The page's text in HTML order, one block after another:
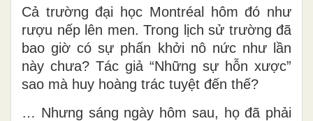
Cả trường đại học Montréal hôm đó như
rượu nếp lên men. Trong lịch sử trường đã
bao giờ có sự phấn khởi nô nức như lần
này chưa? Tác giả “Những sự hỗn xược”
sao mà huy hoàng trác tuyệt đến thế?
… Nhưng sáng ngày hôm sau, họ đã phải